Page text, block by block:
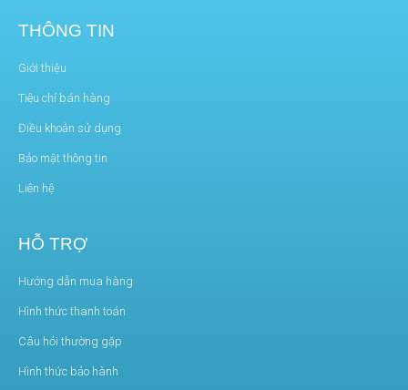
THÔNG TIN
Giới thiệu
Tiêu chí bán hàng
Điều khoản sử dụng
Bảo mật thông tin
Liên hệ
HỖ TRỢ
Hướng dẫn mua hàng
Hình thức thanh toán
Câu hỏi thường gặp
Hình thức bảo hành